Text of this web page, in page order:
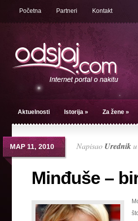
Početna Partneri Kontakt
Aktuelnosti Istorija » Za žene »
МАР 11, 2010 Napisao Urednik u
Minđuše –